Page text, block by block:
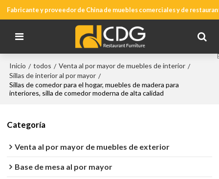
Fabricante y proveedor de China de muebles comerciales y de
Inicio / todos / Venta al por mayor de muebles de interior /
Sillas de interior al por mayor /
Sillas de comedor para el hogar, muebles de madera para
interiores, silla de comedor moderna de alta calidad
Categoría
Venta al por mayor de muebles de exterior
Base de mesa al por mayor